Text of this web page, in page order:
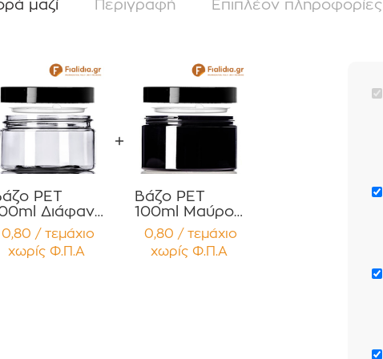
μαζί Περιγραφή Επιπλέον πληροφορίες
PET
Διάφανο
με Καπάκι
Μαύρο
Γυαλιστερό
0,80 / τεμάχιο
χωρίς Φ.Π.Α
Βάζο PET
100ml Μαύρο
με Καπάκι
Μαύρο
Γυαλιστερό
0,80 / τεμάχιο
χωρίς Φ.Π.Α